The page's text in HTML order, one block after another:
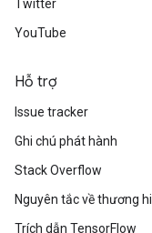
Twitter
YouTube
Hỗ trợ
Issue tracker
Ghi chú phát hành
Stack Overflow
Nguyên tắc về thương
Trích dẫn TensorFlow